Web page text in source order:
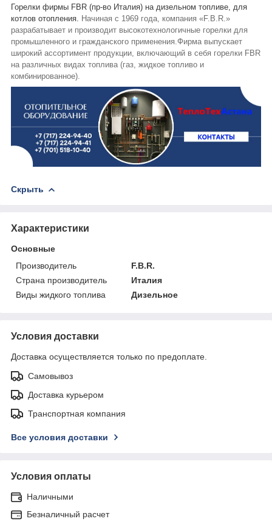
Горелки фирмы FBR (пр-во Италия) на дизельном топливе, для
котлов отопления. Начиная с 1969 года, компания «F.B.R.»
разрабатывает и производит высокотехнологичные горелки для
промышленного и гражданского применения.Фирма выпускает
широкий ассортимент продукции, включающий в себя горелки FBR
на различных видах топлива (газ, жидкое топливо и
комбинированное).
Скрыть
Характеристики
Основные
Производитель
F.B.R.
Страна производитель
Италия
Виды жидкого топлива
Дизельное
Условия доставки
Доставка осуществляется только по предоплате.
Самовывоз
Доставка курьером
Транспортная компания
Все условия доставки
Условия оплаты
Наличными
Безналичный расчет